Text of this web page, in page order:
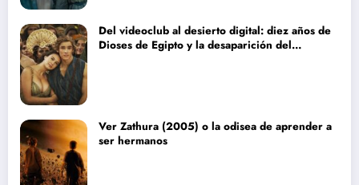
Del videoclub al desierto digital: diez años de
Dioses de Egipto y la desaparición del
Ver Zathura (2005) o la odisea de aprender a
ser hermanos